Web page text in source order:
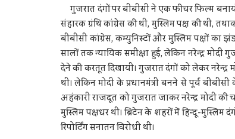
गुजरात दंगों पर बीबीसी ने एक फीचर फिल्म
संहारक ग्रंथि कांग्रेस की थी, मुस्लिम पक्ष की थी,
बीबीसी कांग्रेस, कम्युनिस्टों और मुस्लिम पक्षों
सालों तक न्यायिक समीक्षा हुई, लेकिन नरेन्द्र मोदी
देने की करतूत दिखायी। गुजरात दंगों को लेकर
थी। लेकिन मोदी के प्रधानमंत्री बनने से पूर्व
अहंकारी राजदूत को गुजरात जाकर नरेन्द्र मोदी की
मुस्लिम पक्षधर थी। ब्रिटेन के शहरों में हिन्दू-मुस्लिम
रिपोर्टिंग सनातन विरोधी थी।